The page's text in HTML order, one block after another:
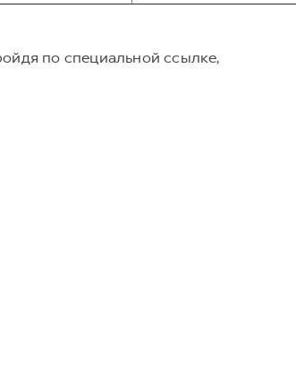
по специальной ссылке,